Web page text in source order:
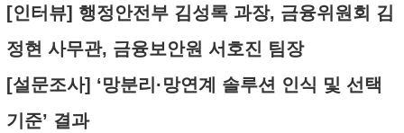
[인터뷰] 행정안전부 김성록 과장, 금융위원회 김
정현 사무관, 금융보안원 서호진 팀장
[설문조사] ‘망분리·망연계 솔루션 인식 및 선택
기준’ 결과